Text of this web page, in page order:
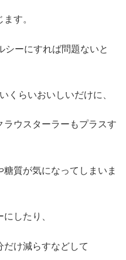
す。
シーにすれば問題ないと
くらいおいしいだけに、
ラウスターラーもプラスす
質が気になってしまいま
したり、
け減らすなどして